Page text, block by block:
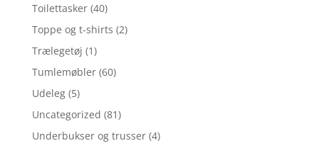
Toilettasker (40)
Toppe og t-shirts (2)
Trælegetøj (1)
Tumlemøbler (60)
Udeleg (5)
Uncategorized (81)
Underbukser og trusser (4)